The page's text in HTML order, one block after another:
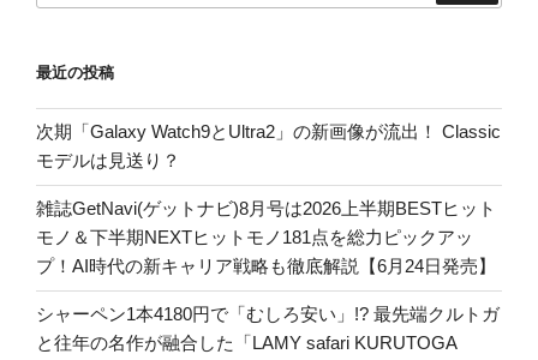
最近の投稿
次期「Galaxy Watch9とUltra2」の新画像が流出！ Classic
モデルは見送り？
雑誌GetNavi(ゲットナビ)8月号は2026上半期BESTヒット
モノ＆下半期NEXTヒットモノ181点を総力ピックアッ
プ！AI時代の新キャリア戦略も徹底解説【6月24日発売】
シャーペン1本4180円で「むしろ安い」!? 最先端クルトガ
と往年の名作が融合した「LAMY safari KURUTOGA